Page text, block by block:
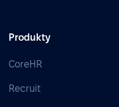
Produkty
CoreHR
Recruit